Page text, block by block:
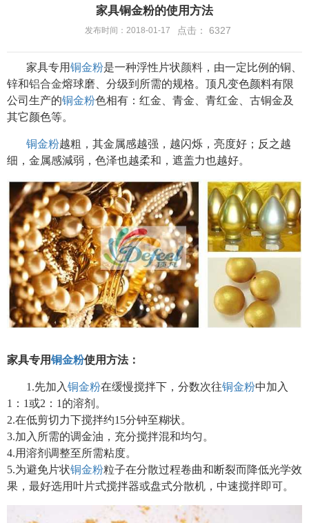
家具铜金粉的使用方法
发布时间：2018-01-17 点击： 6327
家具专用铜金粉是一种浮性片状颜料 ，由一定比例的铜、
锌和铝合金熔球磨、分级到所需的规格。顶凡变色颜料有限
公司生产的铜金粉色相有：红金、青金、青红金、古铜金及
其它颜色等。
铜金粉越粗，其金属感越强，越闪烁，亮度好；反之越
细，金属感減弱，色泽也越柔和，遮盖力也越好。
家具专用铜金粉使用方法：
1.先加入铜金粉在缓慢搅拌下，分数次往铜金粉中加入
1：1或2：1的溶剂。
2.在低剪切力下搅拌约15分钟至糊状。
3.加入所需的调金油，充分搅拌混和均匀。
4.用溶剂调整至所需粘度。
5.为避免片状铜金粉粒子在分散过程卷曲和断裂而降低光学效
果，最好选用叶片式搅拌器或盘式分散机，中速搅拌即可。